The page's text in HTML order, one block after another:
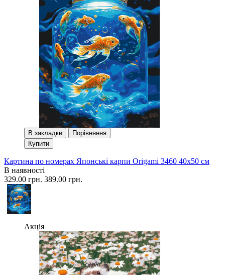
В закладки
Порівняння
Купити
Картина по номерах Японські карпи Origami 3460 40x50 см
В наявності
329.00 грн. 389.00 грн.
Акція